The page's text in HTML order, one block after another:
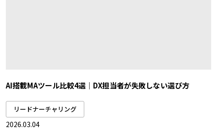
AI搭載MAツール比較4選｜DX担当者が失敗しない選び方
リードナーチャリング
2026.03.04